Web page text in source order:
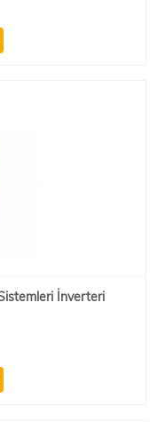
İnverteri